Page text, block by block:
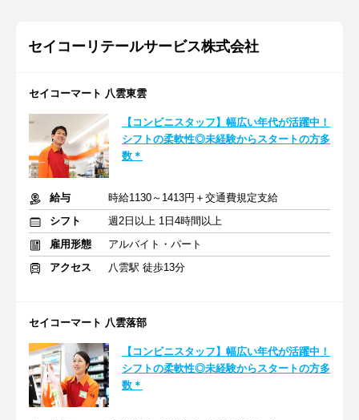
セイコーリテールサービス株式会社
セイコーマート 八雲東雲
【コンビニスタッフ】幅広い年代が活躍中！
シフトの柔軟性◎未経験からスタートの方多
数＊
給与
時給1130～1413円＋交通費規定支給
シフト
週2日以上 1日4時間以上
雇用形態
アルバイト・パート
アクセス
八雲駅 徒歩13分
セイコーマート 八雲落部
【コンビニスタッフ】幅広い年代が活躍中！
シフトの柔軟性◎未経験からスタートの方多
数＊